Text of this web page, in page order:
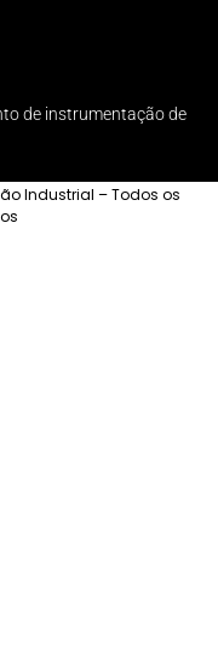
de instrumentação de
Industrial – Todos os